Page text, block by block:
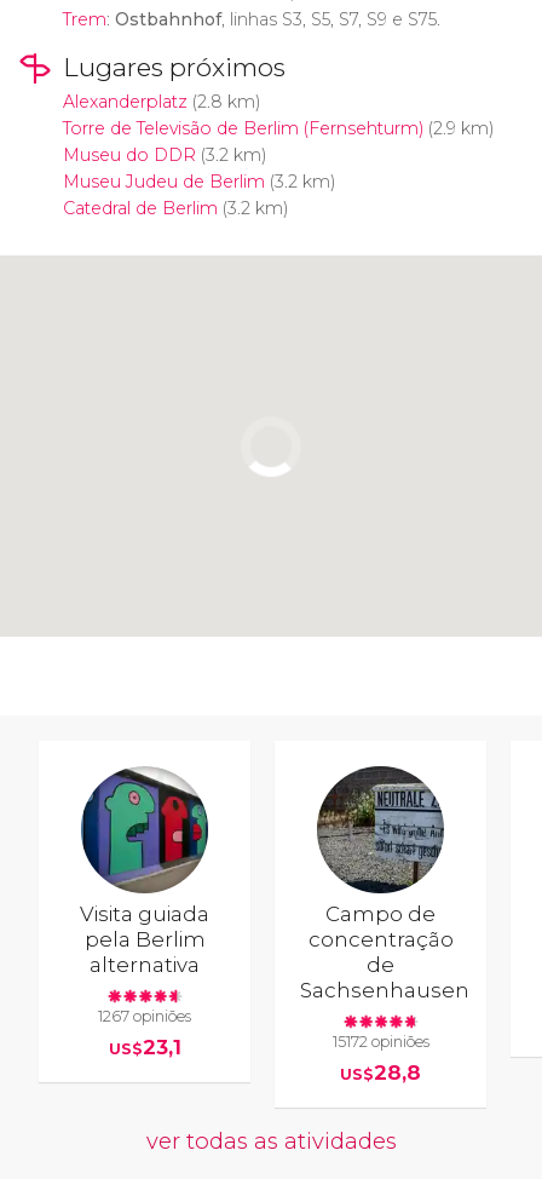
Trem: Ostbahnhof, linhas S3, S5, S7, S9 e S75.
Lugares próximos
Alexanderplatz (2.8 km)
Torre de Televisão de Berlim (Fernsehturm) (2.9 km)
Museu do DDR (3.2 km)
Museu Judeu de Berlim (3.2 km)
Catedral de Berlim (3.2 km)
Visita guiada
pela Berlim
alternativa
1267 opiniões
US$23,1
Campo de
concentração
de
Sachsenhausen
15172 opiniões
US$28,8
ver todas as atividades